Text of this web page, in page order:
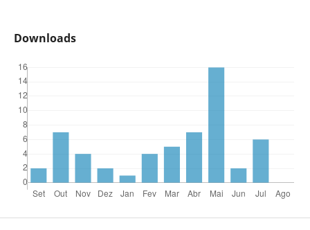
Downloads